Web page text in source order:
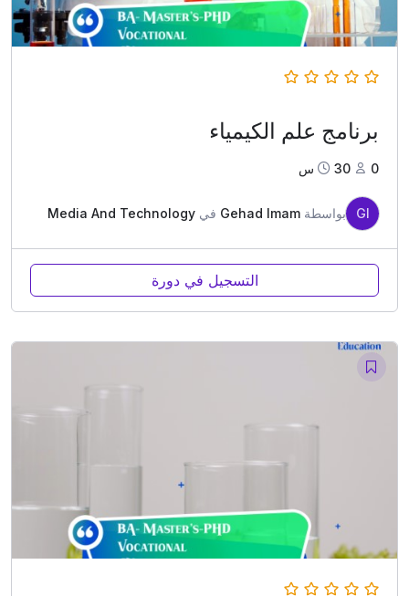
برنامج علم الكيمياء
0 30س
GI بواسطة Gehad Imam في Media And Technology
التسجيل في دورة